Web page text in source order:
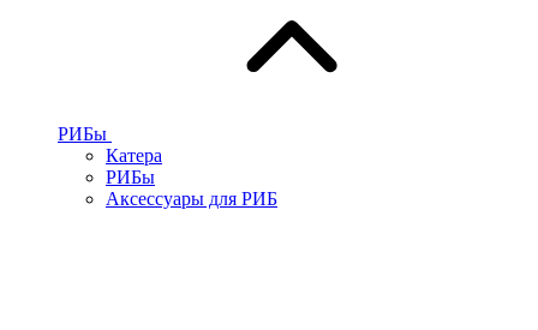
РИБы
Катера
РИБы
Аксессуары для РИБ